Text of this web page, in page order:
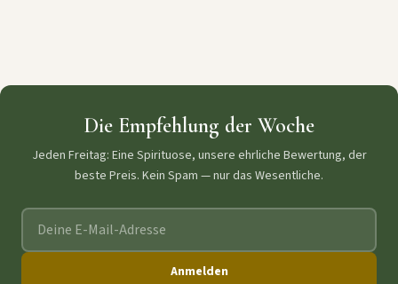
Die Empfehlung der Woche
Jeden Freitag: Eine Spirituose, unsere ehrliche Bewertung, der
beste Preis. Kein Spam — nur das Wesentliche.
E-Mail-Adresse
Anmelden